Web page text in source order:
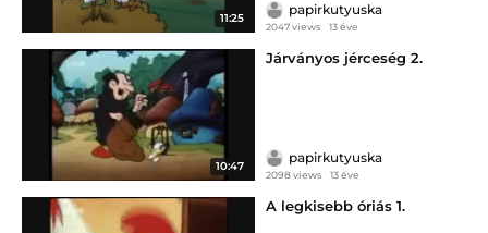
11:25
papirkutyuska
2047 views 13 éve
10:47
Járványos jérceség 2.
papirkutyuska
2098 views 13 éve
A legkisebb óriás 1.